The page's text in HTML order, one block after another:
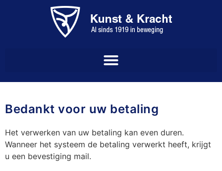
Bedankt voor uw betaling
Het verwerken van uw betaling kan even duren.
Wanneer het systeem de betaling verwerkt heeft, krijgt
u een bevestiging mail.